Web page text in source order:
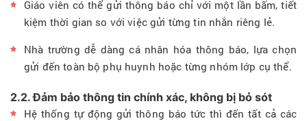
Giáo viên có thể gửi thông báo chỉ với một lần bấm, tiết
kiệm thời gian so với việc gửi từng tin nhắn riêng lẻ.
Nhà trường dễ dàng cá nhân hóa thông báo, lựa chọn
gửi đến toàn bộ phụ huynh hoặc từng nhóm lớp cụ thể.
2.2. Đảm bảo thông tin chính xác, không bị bỏ sót
Hệ thống tự động gửi thông báo tức thì đến tất cả các